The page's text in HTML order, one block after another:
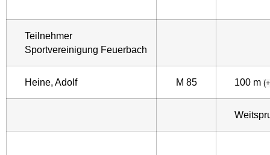
Teilnehmer
Sportvereinigung Feuerbach
Heine, Adolf M 85 100 m